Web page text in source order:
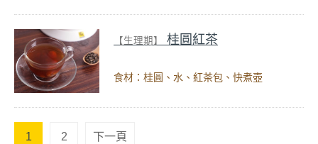
【生理期】 桂圓紅茶
食材：桂圓、水、紅茶包、快煮壺
1 2 下一頁